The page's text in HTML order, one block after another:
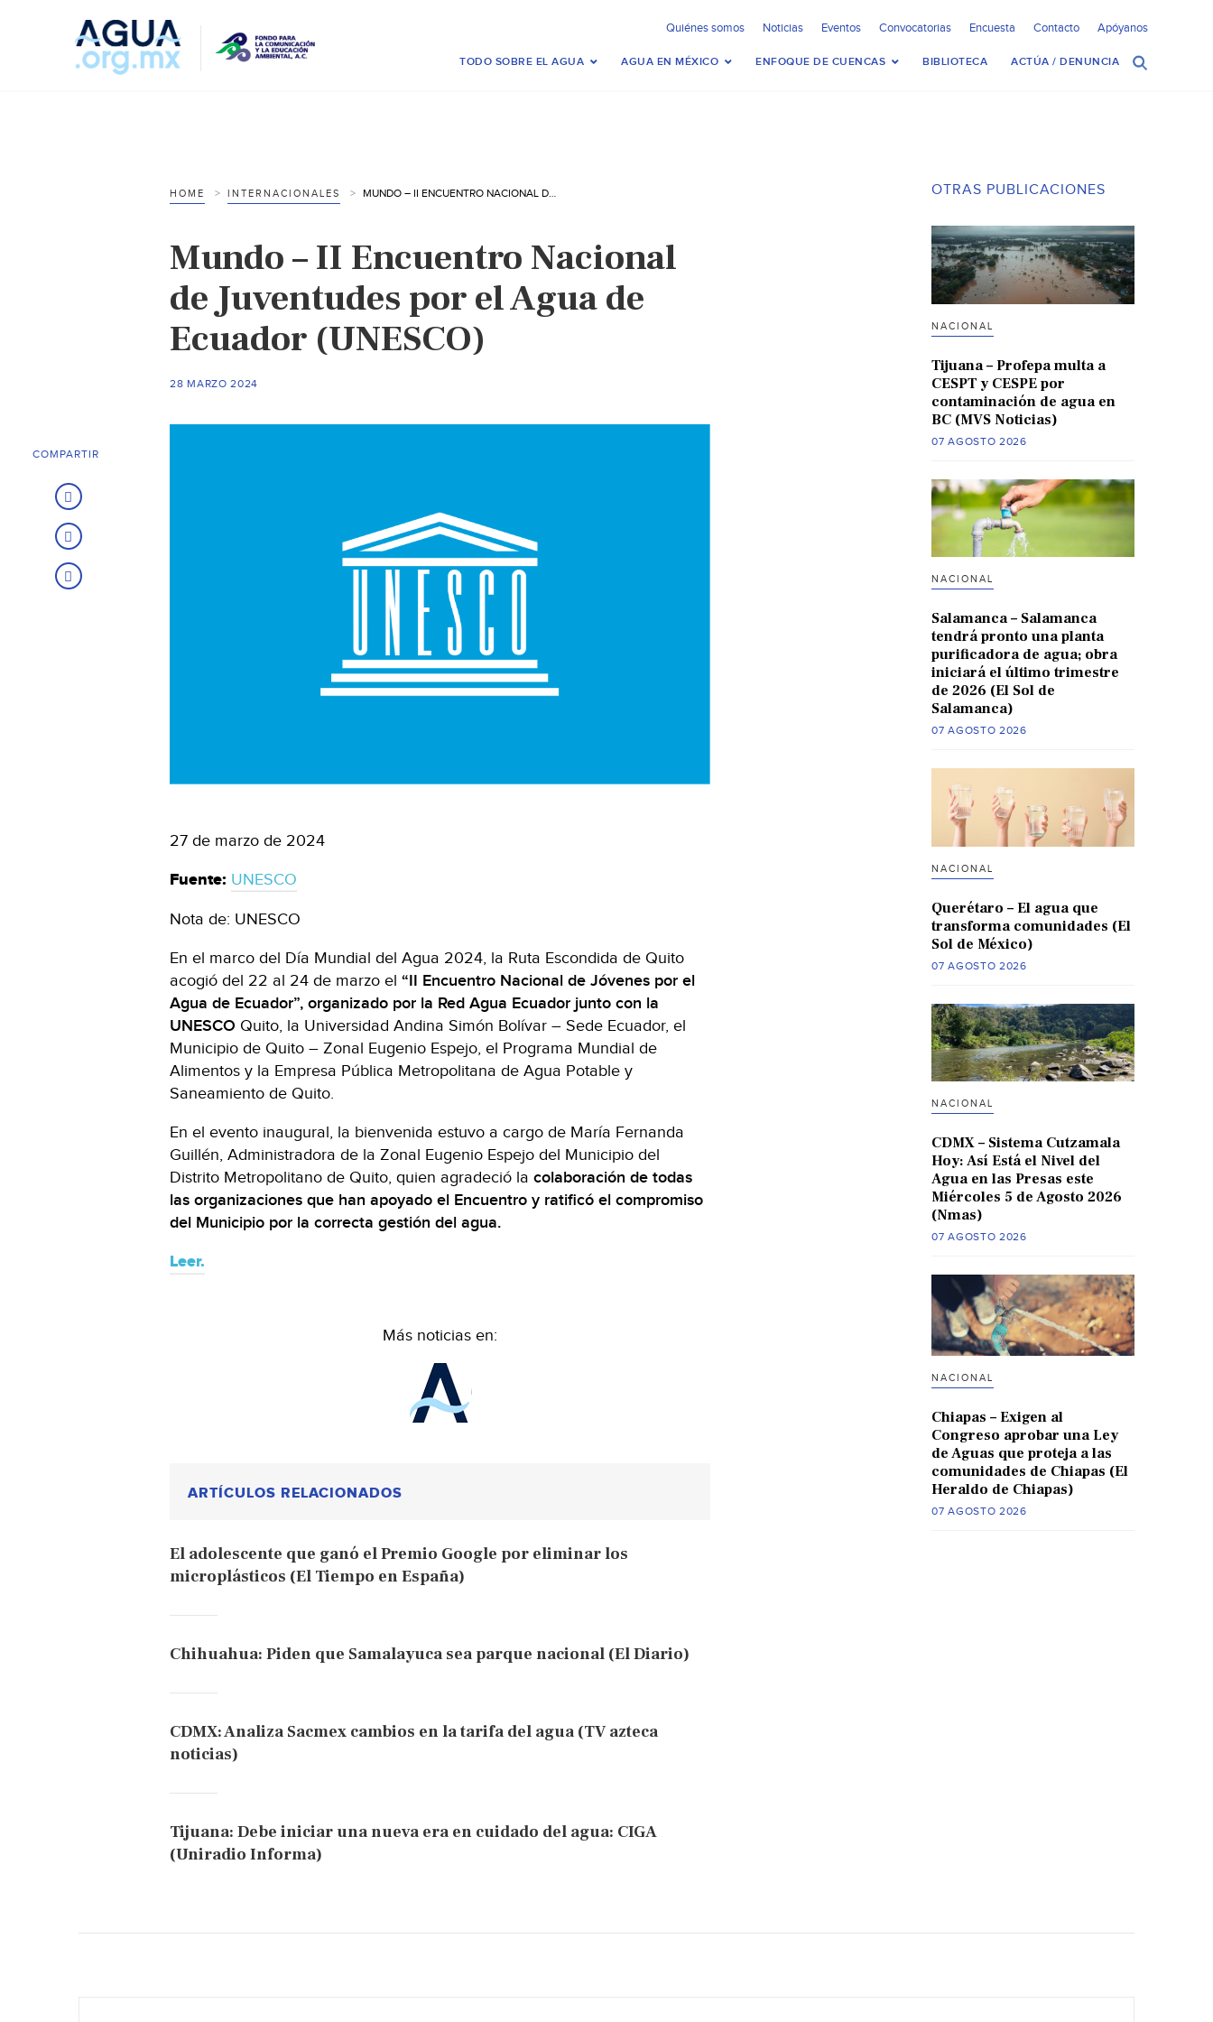
Quiénes somos Noticias Eventos Convocatorias Encuesta Contacto Apóyanos
TODO SOBRE EL AGUA AGUA EN MÉXICO ENFOQUE DE CUENCAS BIBLIOTECA ACTÚA / DENUNCIA
HOME INTERNACIONALES MUNDO – II ENCUENTRO NACIONAL DE JUVENTUDES POR EL AGUA DE ECUADOR (UNESCO)
Mundo – II Encuentro Nacional
de Juventudes por el Agua de
Ecuador (UNESCO)
28 MARZO 2024
27 de marzo de 2024
Fuente: UNESCO
Nota de: UNESCO
En el marco del Día Mundial del Agua 2024, la Ruta Escondida de Quito
acogió del 22 al 24 de marzo el “II Encuentro Nacional de Jóvenes por el
Agua de Ecuador”, organizado por la Red Agua Ecuador junto con la
UNESCO Quito, la Universidad Andina Simón Bolívar – Sede Ecuador, el
Municipio de Quito – Zonal Eugenio Espejo, el Programa Mundial de
Alimentos y la Empresa Pública Metropolitana de Agua Potable y
Saneamiento de Quito.
En el evento inaugural, la bienvenida estuvo a cargo de María Fernanda
Guillén, Administradora de la Zonal Eugenio Espejo del Municipio del
Distrito Metropolitano de Quito, quien agradeció la colaboración de todas
las organizaciones que han apoyado el Encuentro y ratificó el compromiso
del Municipio por la correcta gestión del agua.
Leer.
Más noticias en:
ARTÍCULOS RELACIONADOS
El adolescente que ganó el Premio Google por eliminar los
microplásticos (El Tiempo en España)
Chihuahua: Piden que Samalayuca sea parque nacional (El Diario)
CDMX: Analiza Sacmex cambios en la tarifa del agua (TV azteca
noticias)
Tijuana: Debe iniciar una nueva era en cuidado del agua: CIGA
(Uniradio Informa)
COMPARTIR
OTRAS PUBLICACIONES
NACIONAL
Tijuana – Profepa multa a
CESPT y CESPE por
contaminación de agua en
BC (MVS Noticias)
07 AGOSTO 2026
NACIONAL
Salamanca – Salamanca
tendrá pronto una planta
purificadora de agua; obra
iniciará el último trimestre
de 2026 (El Sol de
Salamanca)
07 AGOSTO 2026
NACIONAL
Querétaro – El agua que
transforma comunidades (El
Sol de México)
07 AGOSTO 2026
NACIONAL
CDMX – Sistema Cutzamala
Hoy: Así Está el Nivel del
Agua en las Presas este
Miércoles 5 de Agosto 2026
(Nmas)
07 AGOSTO 2026
NACIONAL
Chiapas – Exigen al
Congreso aprobar una Ley
de Aguas que proteja a las
comunidades de Chiapas (El
Heraldo de Chiapas)
07 AGOSTO 2026